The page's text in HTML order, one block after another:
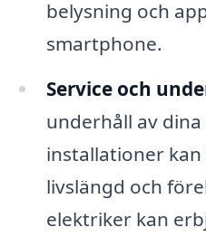
belysning och
smartphone.
Service och
underhåll av
installationer
livslängd och
elektriker kan